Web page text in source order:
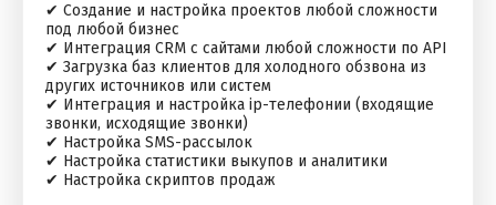
✔ Создание и настройка проектов любой сложности
под любой бизнес
✔ Интеграция CRM с сайтами любой сложности по API
✔ Загрузка баз клиентов для холодного обзвона из
других источников или систем
✔ Интеграция и настройка ip-телефонии (входящие
звонки, исходящие звонки)
✔ Настройка SMS-рассылок
✔ Настройка статистики выкупов и аналитики
✔ Настройка скриптов продаж